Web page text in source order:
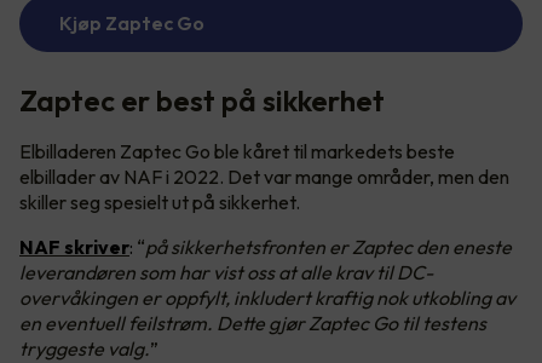
Kjøp Zaptec Go
Zaptec er best på sikkerhet
Elbilladeren Zaptec Go ble kåret til markedets beste
elbillader av NAF i 2022. Det var mange områder, men den
skiller seg spesielt ut på sikkerhet.
NAF skriver: “på sikkerhetsfronten er Zaptec den eneste
leverandøren som har vist oss at alle krav til DC-
overvåkingen er oppfylt, inkludert kraftig nok utkobling av
en eventuell feilstrøm. Dette gjør Zaptec Go til testens
tryggeste valg.”